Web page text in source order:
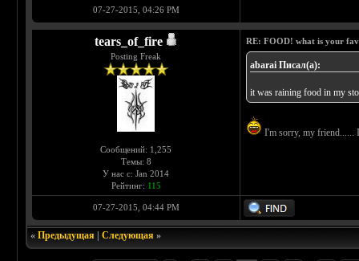
07-27-2015, 04:26 PM
tears_of_fire
Posting Freak
Сообщений: 1,255
Темы: 8
У нас с: Jan 2014
Рейтинг: 115
RE: FOOD! what is your
abarai Писал(а):
it was raining food in my
I'm sorry, my friend......
07-27-2015, 04:44 PM
«Предыдущая |Следующая »